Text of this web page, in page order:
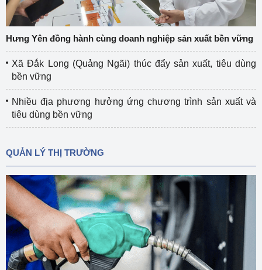
Hưng Yên đồng hành cùng doanh nghiệp sản xuất bền vững
Xã Đắk Long (Quảng Ngãi) thúc đẩy sản xuất, tiêu dùng
bền vững
Nhiều địa phương hưởng ứng chương trình sản xuất và
tiêu dùng bền vững
QUẢN LÝ THỊ TRƯỜNG